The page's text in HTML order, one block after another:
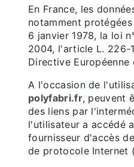
En France, les
notamment
6 janvier 1978, la loi
2004, l'article L. 226-
Directive
A l'occasion de
polyfabri.fr, peuvent
des liens par
l'utilisateur a accédé
fournisseur d'accès
de protocole Internet